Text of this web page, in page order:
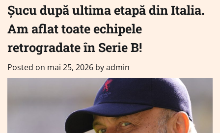
Șucu după ultima etapă din Italia.
Am aflat toate echipele
retrogradate în Serie B!
Posted on mai 25, 2026 byadmin